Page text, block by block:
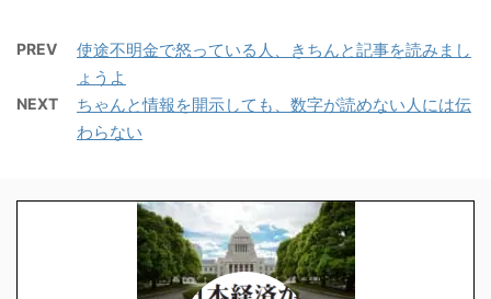
PREV
使途不明金で怒っている人、きちんと記事を読みまし
ょうよ
NEXT
ちゃんと情報を開示しても、数字が読めない人には伝
わらない